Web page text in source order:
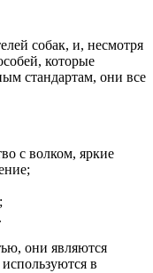
собак, и, несмотря
которые
стандартам, они все
с волком, яркие
они являются
в